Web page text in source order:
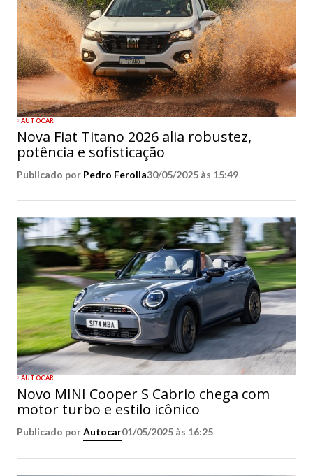
AUTOCAR
Nova Fiat Titano 2026 alia robustez,
potência e sofisticação
Publicado por Pedro Ferolla30/05/2025 às 15:49
AUTOCAR
Novo MINI Cooper S Cabrio chega com
motor turbo e estilo icônico
Publicado porAutocar01/05/2025 às 16:25